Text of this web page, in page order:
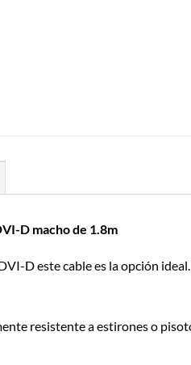
D macho de 1.8m
D este cable es la opción
resistente a estirones o